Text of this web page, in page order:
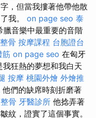
，但當我摟著他帶他散
我。 on page seo 泰
臘音樂中最重要的音階
骨 按摩課程 台胞證台
筋 on page seo 在匈牙
狂熱的夢想和我白天
按摩 桃園外燴 外燴推
他們的缺席時刻折磨著
骨 牙醫診所 他捻弄著
紋，證實了這個事實。